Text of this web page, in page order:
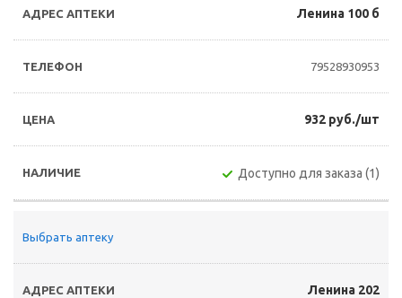
Ленина 100 б
79528930953
932 руб./шт
Доступно для заказа (1)
Выбрать аптеку
Ленина 202